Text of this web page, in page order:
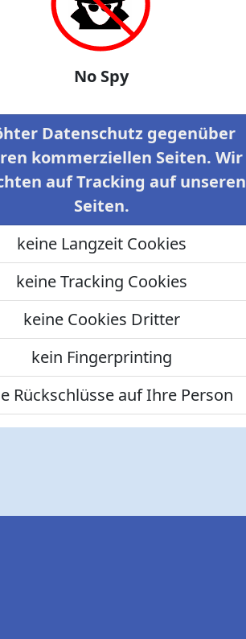
No Spy
Datenschutz gegenüber
kommerziellen Seiten. Wir
auf Tracking auf unseren
Seiten.
keine Langzeit Cookies
keine Tracking Cookies
keine Cookies Dritter
kein Fingerprinting
Rückschlüsse auf Ihre Person